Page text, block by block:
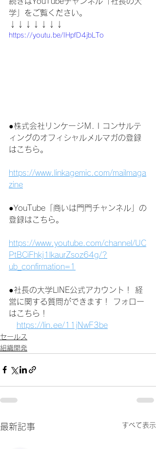
学」をご覧ください。
↓↓↓↓↓↓↓
https://youtu.be/IHpfD4jbLTo
●株式会社リンケージＭ.Ｉコンサルテ
ィングのオフィシャルメルマガの登録
はこちら。
https://www.linkagemic.com/mailmaga
zine
●YouTube「商いは門門チャンネル」の
登録はこちら。
https://www.youtube.com/channel/UC
PtBCiFhkj1lkaurZsoz64g/?
ub_confirmation=1
●社長の大学LINE公式アカウント！ 経
営に関する質問ができます！ フォロー
はこちら！
https://lin.ee/11jNwF3be
セールス
組織開発
最新記事 すべて表示